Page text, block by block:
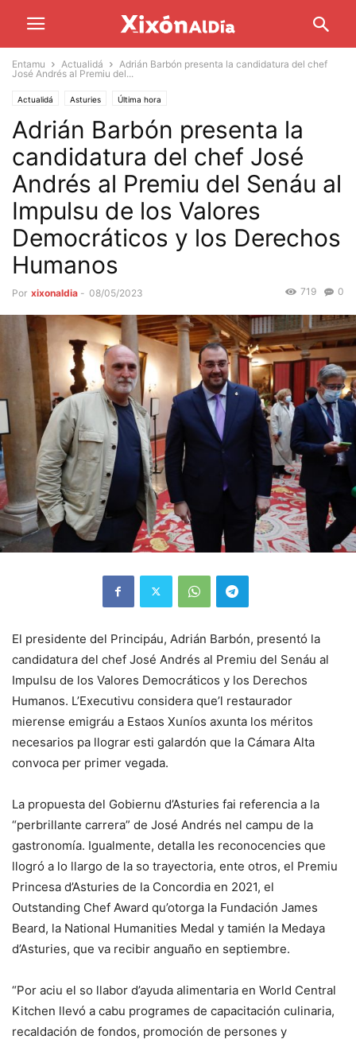
Entamu Actualidá
Adrián Barbón presenta la candidatura del chef
José Andrés al Premiu del...
Actualidá Asturies Última hora
Adrián Barbón presenta la
candidatura del chef José
Andrés al Premiu del Senáu al
Impulsu de los Valores
Democráticos y los Derechos
Humanos
Por xixonaldia - 08/05/2023 0
719
El presidente del Principáu, Adrián Barbón, presentó la
candidatura del chef José Andrés al Premiu del Senáu al
Impulsu de los Valores Democráticos y los Derechos
Humanos. L’Executivu considera que’l restaurador
mierense emigráu a Estaos Xuníos axunta los méritos
necesarios pa llograr esti galardón que la Cámara Alta
convoca per primer vegada.
La propuesta del Gobiernu d’Asturies fai referencia a la
“perbrillante carrera” de José Andrés nel campu de la
gastronomía. Igualmente, detalla les reconocencies que
llogró a lo llargo de la so trayectoria, ente otros, el Premiu
Princesa d’Asturies de la Concordia en 2021, el
Outstanding Chef Award qu’otorga la Fundación James
Beard, la National Humanities Medal y tamién la Medaya
d’Asturies, que va recibir anguaño en septiembre.
“Por aciu el so llabor d’ayuda alimentaria en World Central
Kitchen llevó a cabu programes de capacitación culinaria,
recaldación de fondos, promoción de persones y